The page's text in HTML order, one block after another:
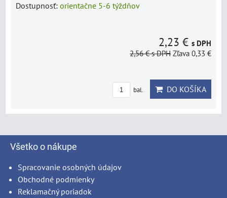
Dostupnosť: orientačne 5-6 týždňov
2,23 € s DPH
2,56 €s DPH Zľava 0,33 €
bal. DO KOŠÍKA
Všetko o nákupe
Spracovanie osobných údajov
Obchodné podmienky
Reklamačný poriadok